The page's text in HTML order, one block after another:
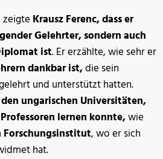
zeigte Krausz Ferenc, dass er
Gelehrter, sondern auch
ist. Er erzählte, wie sehr er
dankbar ist,die sein
und unterstützt hatten.
den ungarischen Universitäten,
lernen konnte,wie
Forschungsinstitut, wo er sich
hat.